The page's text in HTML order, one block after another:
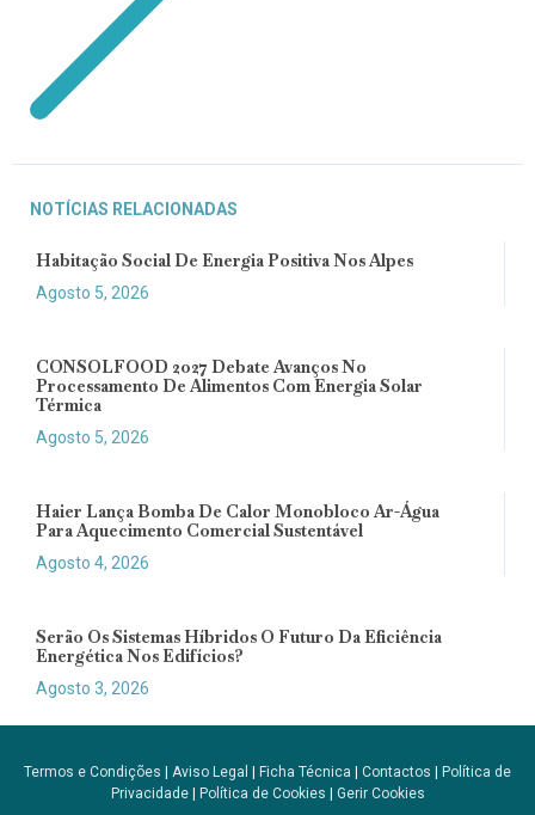
NOTÍCIAS RELACIONADAS
Habitação Social De Energia Positiva Nos Alpes
Agosto 5, 2026
CONSOLFOOD 2027 Debate Avanços No
Processamento De Alimentos Com Energia Solar
Térmica
Agosto 5, 2026
Haier Lança Bomba De Calor Monobloco Ar-Água
Para Aquecimento Comercial Sustentável
Agosto 4, 2026
Serão Os Sistemas Híbridos O Futuro Da Eficiência
Energética Nos Edifícios?
Agosto 3, 2026
Termos e Condições Aviso Legal Ficha Técnica Contactos
Política de
Privacidade| Política de Cookies Gerir Cookies